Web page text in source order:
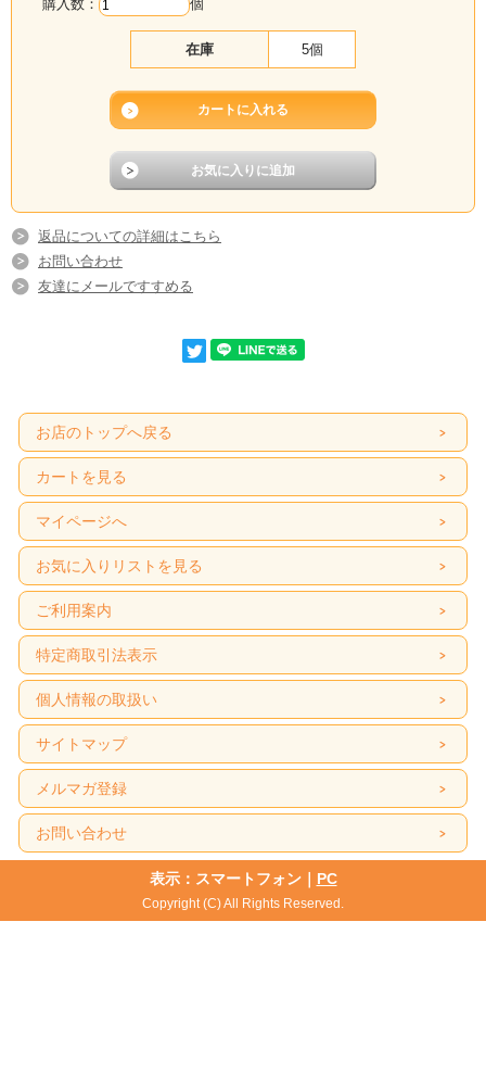
購入数： 個
在庫 5個
返品についての詳細はこちら
お問い合わせ
友達にメールですすめる
お店のトップへ戻る
カートを見る
マイページへ
お気に入りリストを見る
ご利用案内
特定商取引法表示
個人情報の取扱い
サイトマップ
メルマガ登録
お問い合わせ
表示：スマートフォン｜ PC
Copyright (C) All Rights Reserved.